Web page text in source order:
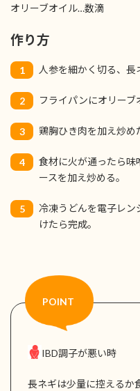
オリーブオイル…数滴
作り方
1 人参を細かく切る、長
2 フライパンにオリーブ
3 鶏胸ひき肉を加え炒め
4
食材に火が通ったら味
ースを加え炒める。
5
冷凍うどんを電子レ
けたら完成。
IBD調子が悪い時
長ネギは少量に控えるか